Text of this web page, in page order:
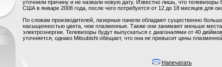
уточнили причину и не назвали новую дату. Известно лишь, что телевизоры
США в январе 2008 года, после чего потребуется от 12 до 18 месяцев для
По словам производителей, лазерные панели обладают существенно
насыщенностью цвета, чем плазменные. Также они занимают меньше
электроэнергии. Телевизоры будут выпускаться с диагоналями от 40
уточняется, однако Mitsubishi обещает, что она не превысит цены
Напечатать